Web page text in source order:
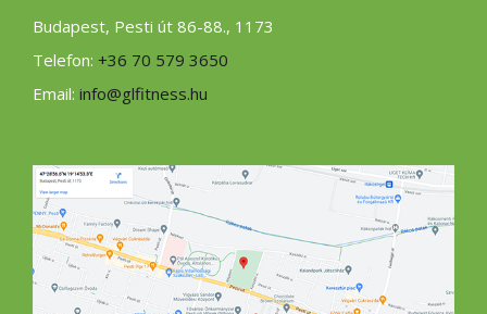
Budapest, Pesti út 86-88., 1173
Telefon: +36 70 579 3650
Email: info@glfitness.hu